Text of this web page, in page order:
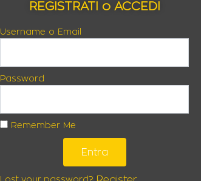
REGISTRATI o ACCEDI
Username o Email
Password
Remember Me
Entra